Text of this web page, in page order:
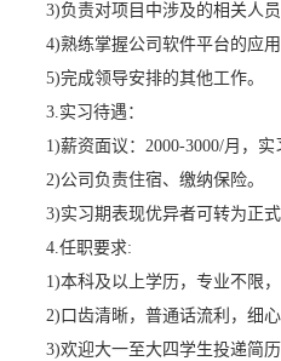
3)负责对项目中涉及的相关人
4)熟练掌握公司软件平台的应
5)完成领导安排的其他工作。
3.实习待遇：
1)薪资面议：2000-3000/月，
2)公司负责住宿、缴纳保险。
3)实习期表现优异者可转为正
4.任职要求:
1)本科及以上学历，专业不限
2)口齿清晰，普通话流利，细
3)欢迎大一至大四学生投递简历